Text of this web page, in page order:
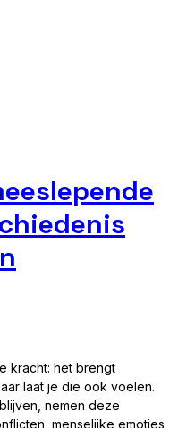
kracht: het brengt
laat je die ook voelen.
nemen deze
menselijke emoties